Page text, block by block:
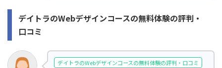
デイトラのWebデザインコースの無料体験の評判・
口コミ
デイトラのWebデザインコースの無料体験の評判・口コミ